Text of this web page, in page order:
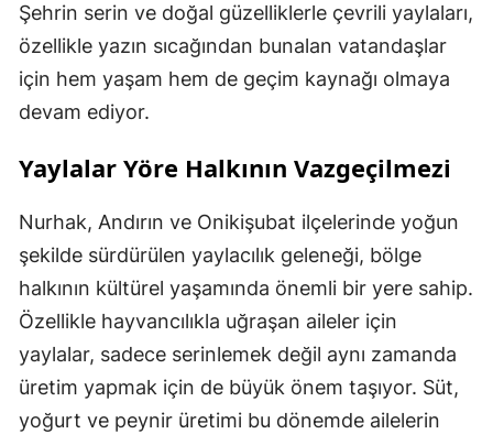
Şehrin serin ve doğal güzelliklerle çevrili yaylaları,
özellikle yazın sıcağından bunalan vatandaşlar
için hem yaşam hem de geçim kaynağı olmaya
devam ediyor.
Yaylalar Yöre Halkının Vazgeçilmezi
Nurhak, Andırın ve Onikişubat ilçelerinde yoğun
şekilde sürdürülen yaylacılık geleneği, bölge
halkının kültürel yaşamında önemli bir yere sahip.
Özellikle hayvancılıkla uğraşan aileler için
yaylalar, sadece serinlemek değil aynı zamanda
üretim yapmak için de büyük önem taşıyor. Süt,
yoğurt ve peynir üretimi bu dönemde ailelerin